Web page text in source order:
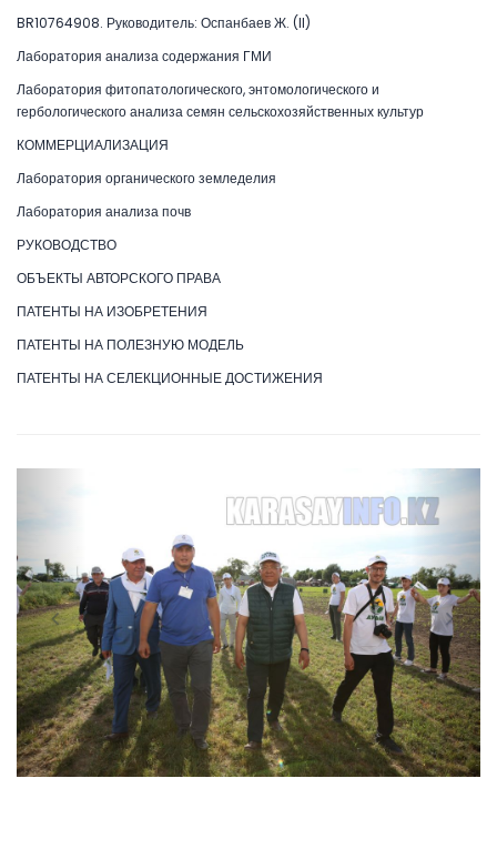
BR10764908. Руководитель: Оспанбаев Ж. (II)
Лаборатория анализа содержания ГМИ
Лаборатория фитопатологического, энтомологического и
гербологического анализа семян сельскохозяйственных культур
КОММЕРЦИАЛИЗАЦИЯ
Лаборатория органического земледелия
Лаборатория анализа почв
РУКОВОДСТВО
ОБЪЕКТЫ АВТОРСКОГО ПРАВА
ПАТЕНТЫ НА ИЗОБРЕТЕНИЯ
ПАТЕНТЫ НА ПОЛЕЗНУЮ МОДЕЛЬ
ПАТЕНТЫ НА СЕЛЕКЦИОННЫЕ ДОСТИЖЕНИЯ
Previous Next